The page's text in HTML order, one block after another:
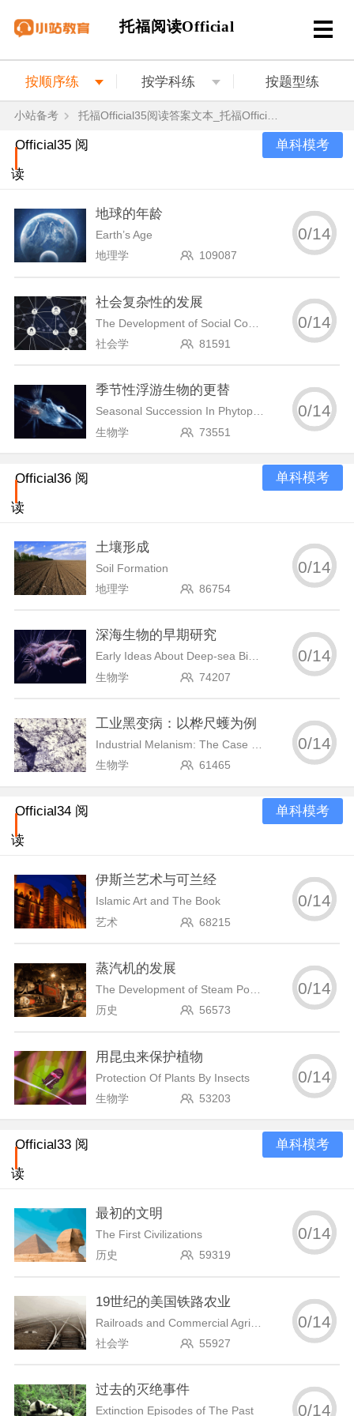
托福阅读Official
按顺序练 按学科练 按题型练
小站备考
Official35 阅
读
单科模考
地球的年龄
Earth’s Age
地理学
109087
0/14
社会复杂性的发展
社会学
81591
0/14
季节性浮游生物的更替
Seasonal Succession In Phytoplankton
生物学
73551
0/14
Official36 阅
读
单科模考
土壤形成
Soil Formation
地理学
86754
0/14
深海生物的早期研究
Early Ideas About Deep-sea Biology
生物学
74207
0/14
工业黑变病：以桦尺蠖为例
生物学
61465
0/14
Official34 阅
读
单科模考
伊斯兰艺术与可兰经
Islamic Art and The Book
艺术
68215
0/14
蒸汽机的发展
历史
56573
0/14
用昆虫来保护植物
Protection Of Plants By Insects
生物学
53203
0/14
Official33 阅
读
单科模考
最初的文明
The First Civilizations
历史
59319
0/14
19世纪的美国铁路农业
社会学
55927
0/14
过去的灭绝事件
Extinction Episodes of The Past 0/14